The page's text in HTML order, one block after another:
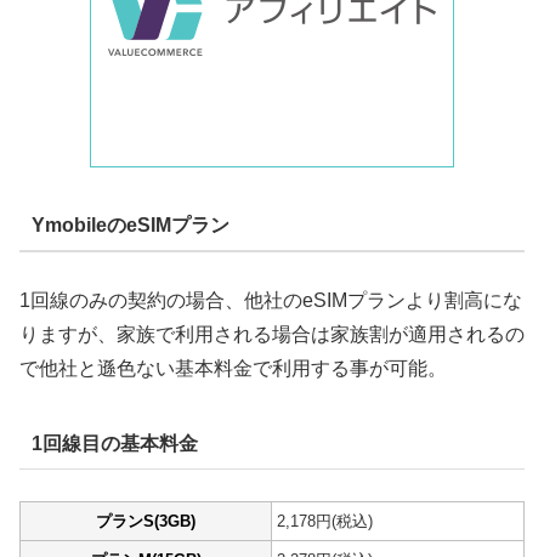
YmobileのeSIMプラン
1回線のみの契約の場合、他社のeSIMプランより割高にな
りますが、家族で利用される場合は家族割が適用されるの
で他社と遜色ない基本料金で利用する事が可能。
1回線目の基本料金
プランS(3GB) 2,178円(税込)